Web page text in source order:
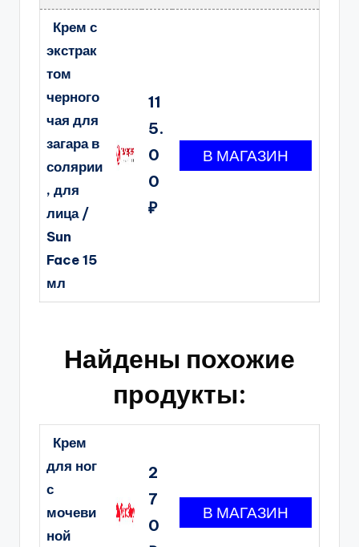
Крем с
экстрак
том
черного
чая для
загара в
солярии
, для
лица /
Sun
Face 15
мл
11
5.
0
0
₽
Найдены похожие
продукты:
Крем
для ног
с
мочеви
ной
2
7
0